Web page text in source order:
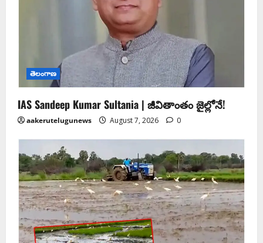
తెలంగాణ
IAS Sandeep Kumar Sultania | జీవితాంతం జైల్లోనే!
aakerutelugunews August 7, 2026 0